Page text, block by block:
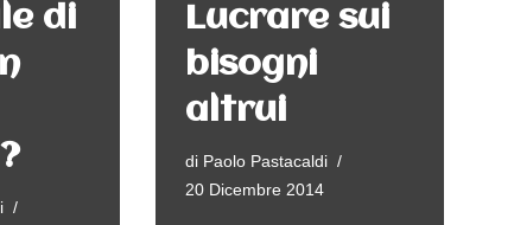
di
Lucrare sui
bisogni
altrui
di Paolo Pastacaldi
20 Dicembre 2014